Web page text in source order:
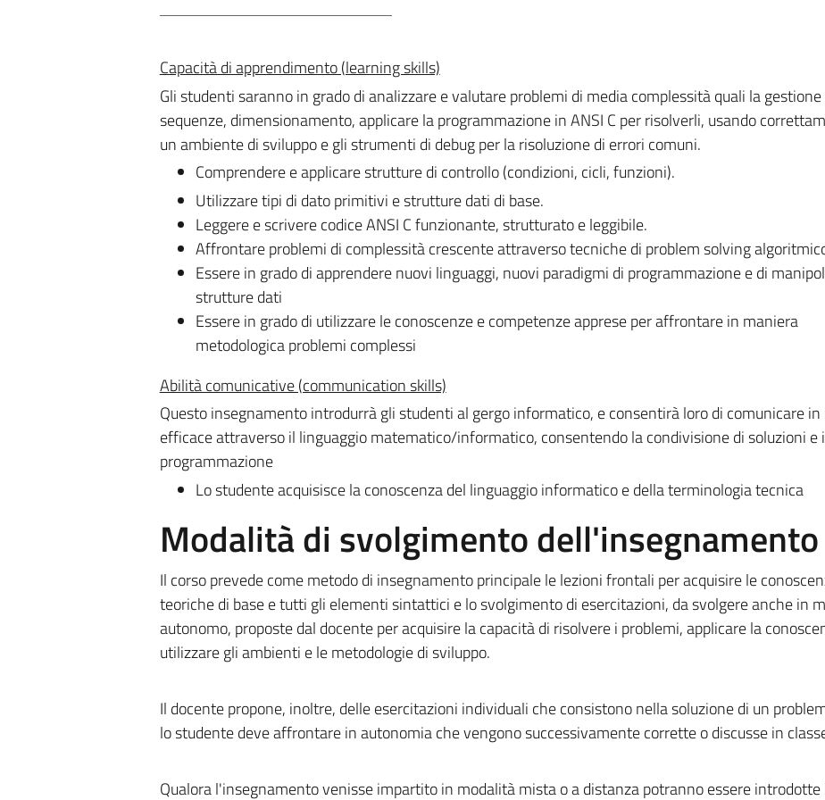
Capacità di apprendimento (learning skills)
Gli studenti saranno in grado di analizzare e valutare problemi di media complessità quali la gestione
sequenze, dimensionamento, applicare la programmazione in ANSI C per risolverli, usando
un ambiente di sviluppo e gli strumenti di debug per la risoluzione di errori comuni.
Comprendere e applicare strutture di controllo (condizioni, cicli, funzioni).
Utilizzare tipi di dato primitivi e strutture dati di base.
Leggere e scrivere codice ANSI C funzionante, strutturato e leggibile.
Affrontare problemi di complessità crescente attraverso tecniche di problem solving
Essere in grado di apprendere nuovi linguaggi, nuovi paradigmi di programmazione e di
strutture dati
Essere in grado di utilizzare le conoscenze e competenze apprese per affrontare in maniera
metodologica problemi complessi
Abilità comunicative (communication skills)
Questo insegnamento introdurrà gli studenti al gergo informatico, e consentirà loro di comunicare in
efficace attraverso il linguaggio matematico/informatico, consentendo la condivisione di soluzioni e
programmazione
Lo studente acquisisce la conoscenza del linguaggio informatico e della terminologia tecnica
Modalità di svolgimento dell'insegnamento
Il corso prevede come metodo di insegnamento principale le lezioni frontali per acquisire le
teoriche di base e tutti gli elementi sintattici e lo svolgimento di esercitazioni, da svolgere anche in
autonomo, proposte dal docente per acquisire la capacità di risolvere i problemi, applicare la
utilizzare gli ambienti e le metodologie di sviluppo.
Il docente propone, inoltre, delle esercitazioni individuali che consistono nella soluzione di un
lo studente deve affrontare in autonomia che vengono successivamente corrette o discusse in
Qualora l'insegnamento venisse impartito in modalità mista o a distanza potranno essere introdotte